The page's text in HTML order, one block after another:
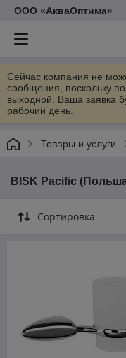
ООО «АкваОптима»
Сейчас компания не
сообщения, поскольку
выходной. Ваша заявка
рабочий день.
Товары и услуги
BISK Pacific
Сортировка